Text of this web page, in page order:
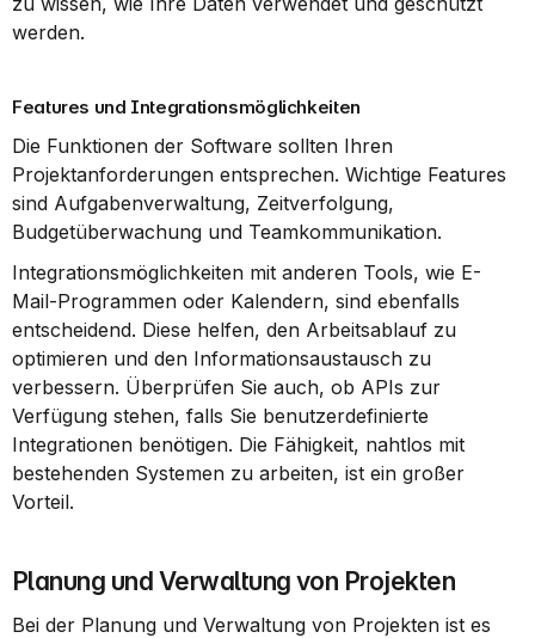
werden.
Features und Integrationsmöglichkeiten
Die Funktionen der Software sollten Ihren
Projektanforderungen entsprechen. Wichtige Features
sind Aufgabenverwaltung, Zeitverfolgung,
Budgetüberwachung und Teamkommunikation.
Integrationsmöglichkeiten mit anderen Tools, wie E-
Mail-Programmen oder Kalendern, sind ebenfalls
entscheidend. Diese helfen, den Arbeitsablauf zu
optimieren und den Informationsaustausch zu
verbessern. Überprüfen Sie auch, ob APIs zur
Verfügung stehen, falls Sie benutzerdefinierte
Integrationen benötigen. Die Fähigkeit, nahtlos mit
bestehenden Systemen zu arbeiten, ist ein großer
Vorteil.
Planung und Verwaltung von Projekten
Bei der Planung und Verwaltung von Projekten ist es